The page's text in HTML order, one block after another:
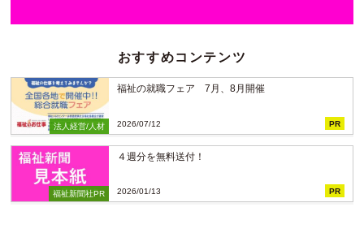
おすすめコンテンツ
法人経営/人材
福祉の就職フェア 7月、8月開催
2026/07/12 PR
福祉新聞社PR
４週分を無料送付！
2026/01/13 PR